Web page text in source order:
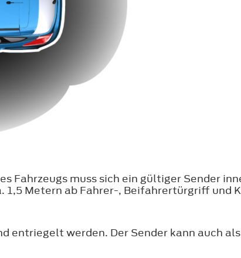
Fahrzeugs muss sich ein gültiger Sender
1,5 Metern ab Fahrer-, Beifahrertürgriff und
entriegelt werden. Der Sender kann auch